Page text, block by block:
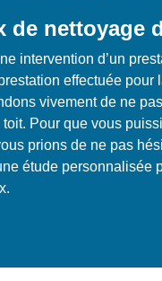
de nettoyage
intervention d’un
effectuée pour
vivement de ne
Pour que vous
prions de ne pas
étude personnalisée